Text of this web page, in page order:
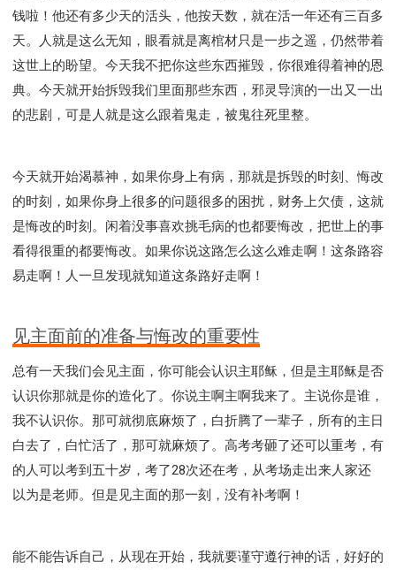
钱啦！他还有多少天的活头，他按天数，就在活一年还有三百多
天。人就是这么无知，眼看就是离棺材只是一步之遥，仍然带着
这世上的盼望。今天我不把你这些东西摧毁，你很难得着神的恩
典。今天就开始拆毁我们里面那些东西，邪灵导演的一出又一出
的悲剧，可是人就是这么跟着鬼走，被鬼往死里整。
今天就开始渴慕神，如果你身上有病，那就是拆毁的时刻、悔改
的时刻，如果你身上很多的问题很多的困扰，财务上欠债，这就
是悔改的时刻。闲着没事喜欢挑毛病的也都要悔改，把世上的事
看得很重的都要悔改。如果你说这路怎么这么难走啊！这条路容
易走啊！人一旦发现就知道这条路好走啊！
见主面前的准备与悔改的重要性
总有一天我们会见主面，你可能会认识主耶稣，但是主耶稣是否
认识你那就是你的造化了。你说主啊主啊我来了。主说你是谁，
我不认识你。那可就彻底麻烦了，白折腾了一辈子，所有的主日
白去了，白忙活了，那可就麻烦了。高考考砸了还可以重考，有
的人可以考到五十岁，考了28次还在考，从考场走出来人家还
以为是老师。但是见主面的那一刻，没有补考啊！
能不能告诉自己，从现在开始，我就要谨守遵行神的话，好好的